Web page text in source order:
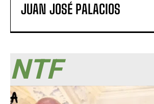
JUAN JOSÉ PALACIOS
NTF